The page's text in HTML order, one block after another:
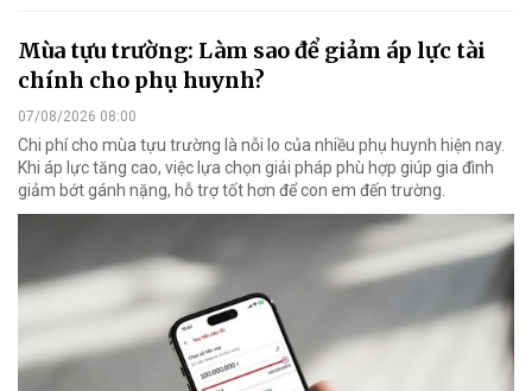
Mùa tựu trường: Làm sao để giảm áp lực tài
chính cho phụ huynh?
07/08/2026 08:00
Chi phí cho mùa tựu trường là nỗi lo của nhiều phụ huynh hiện nay.
Khi áp lực tăng cao, việc lựa chọn giải pháp phù hợp giúp gia đình
giảm bớt gánh nặng, hỗ trợ tốt hơn để con em đến trường.